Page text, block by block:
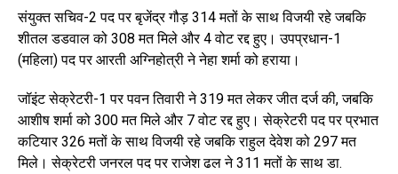
संयुक्त सचिव-2 पद पर बृजेंद्र गौड़ 314 मतों के साथ विजयी रहे जबकि
शीतल डडवाल को 308 मत मिले और 4 वोट रद्द हुए। उपप्रधान-1
(महिला) पद पर आरती अग्निहोत्री ने नेहा शर्मा को हराया।
जॉइंट सेक्रेटरी-1 पर पवन तिवारी ने 319 मत लेकर जीत दर्ज की, जबकि
आशीष शर्मा को 300 मत मिले और 7 वोट रद्द हुए। सेक्रेटरी पद पर प्रभात
कटियार 326 मतों के साथ विजयी रहे जबकि राहुल देवेश को 297 मत
मिले। सेक्रेटरी जनरल पद पर राजेश ढल ने 311 मतों के साथ डा.